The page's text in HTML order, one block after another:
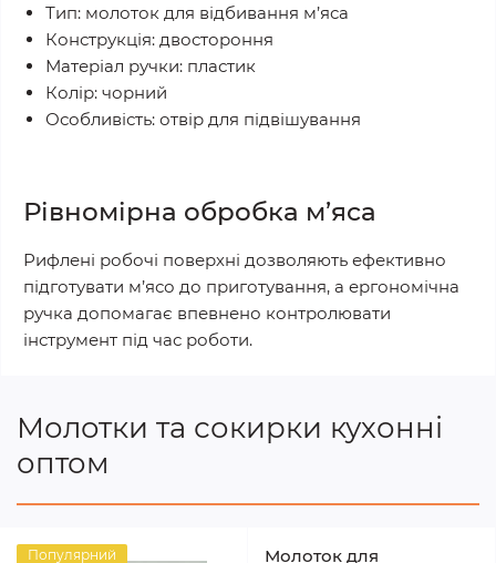
Тип: молоток для відбивання м’яса
Конструкція: двостороння
Матеріал ручки: пластик
Колір: чорний
Особливість: отвір для підвішування
Рівномірна обробка м’яса
Рифлені робочі поверхні дозволяють ефективно
підготувати м’ясо до приготування, а ергономічна
ручка допомагає впевнено контролювати
інструмент під час роботи.
Молотки та сокирки кухонні
оптом
Популярний Молоток для